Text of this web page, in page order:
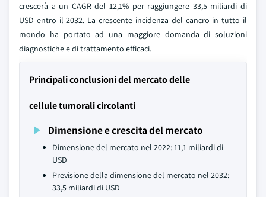
crescerà a un CAGR del 12,1% per raggiungere 33,5 miliardi di
USD entro il 2032. La crescente incidenza del cancro in tutto il
mondo ha portato ad una maggiore domanda di soluzioni
diagnostiche e di trattamento efficaci.
Principali conclusioni del mercato delle
cellule tumorali circolanti
Dimensione e crescita del mercato
Dimensione del mercato nel 2022: 11,1 miliardi di
USD
Previsione della dimensione del mercato nel 2032:
33,5 miliardi di USD